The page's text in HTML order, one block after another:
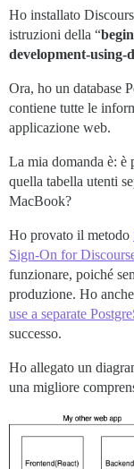
Ho installato
istruzioni della “
development-using-
Ora, ho un database
contiene tutte le
applicazione web.
La mia domanda è: è
quella tabella utenti
MacBook?
Ho provato il metodo
Sign-On for
funzionare, poiché
produzione. Ho
use a separate
successo.
Ho allegato un
una migliore